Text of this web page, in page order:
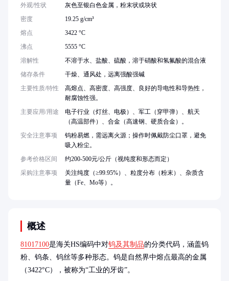
概述
81017100是海关HS编码中对钨及其制品的分类代码，涵盖钨
粉、钨条、钨丝等多种形态。钨是自然界中熔点最高的金属
（3422°C），被称为“工业的牙齿”。
外观/性状
灰色至银白色金属，粉末状或块状
密度
19.25 g/cm³
熔点
3422 °C
沸点
5555 °C
溶解性
不溶于水、盐酸、硫酸，溶于硝酸和氢氟酸的混合液
储存条件
干燥、通风处，远离强酸强碱
主要性质/特性
高熔点、高密度、高强度、良好的导电性和导热性，
耐腐蚀性强。
主要应用/用途
电子行业（灯丝、电极）、军工（穿甲弹）、航天
（高温部件）、合金（高速钢、硬质合金）。
安全注意事项
钨粉易燃，需远离火源；操作时佩戴防尘口罩，避免
吸入粉尘。
参考价格区间
约200-500元/公斤（视纯度和形态而定）
采购注意事项
关注纯度（≥99.95%）、粒度分布（粉末）、杂质含
量（Fe、Mo等）。